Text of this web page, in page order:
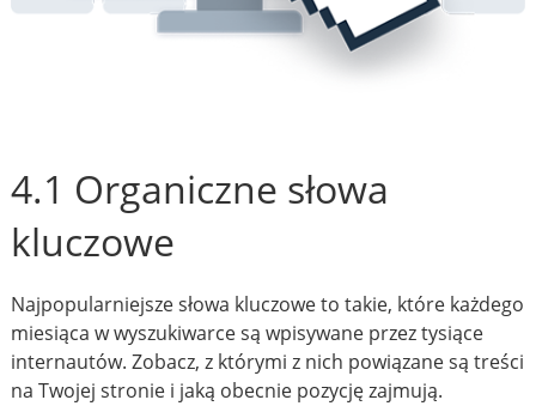
4.1 Organiczne słowa
kluczowe
Najpopularniejsze słowa kluczowe to takie, które każdego
miesiąca w wyszukiwarce są wpisywane przez tysiące
internautów. Zobacz, z którymi z nich powiązane są treści
na Twojej stronie i jaką obecnie pozycję zajmują.